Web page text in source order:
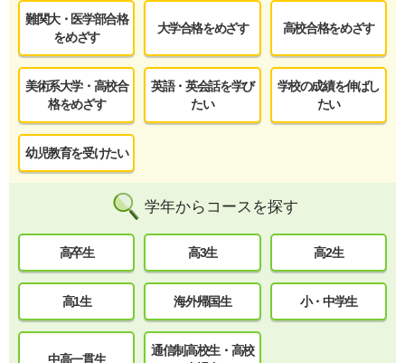
難関大・医学部合格
をめざす
大学合格をめざす 高校合格をめざす
美術系大学・高校合
格をめざす
英語・英会話を学び
たい
学校の成績を伸ばし
たい
幼児教育を受けたい
学年からコースを探す
高卒生 高3生 高2生
高1生 海外帰国生 小・中学生
中高一貫生
通信制高校生・高校